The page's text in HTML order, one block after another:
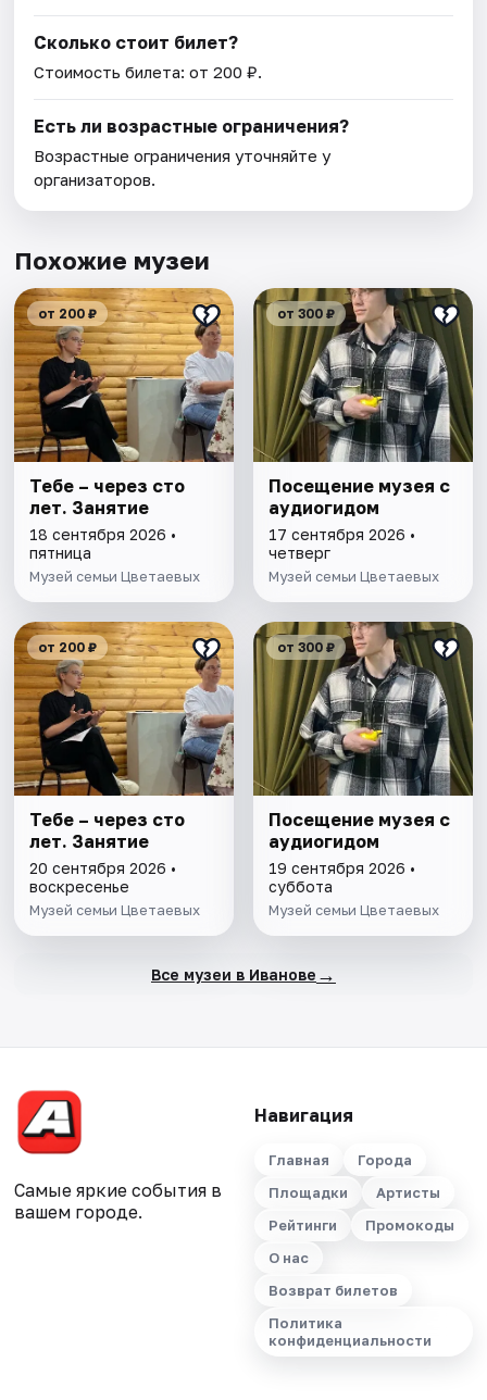
Сколько стоит билет?
Стоимость билета: от 200 ₽.
Есть ли возрастные ограничения?
Возрастные ограничения уточняйте у
организаторов.
Похожие музеи
от 200 ₽
Тебе – через сто
лет. Занятие
18 сентября 2026 •
пятница
Музей семьи Цветаевых
от 300 ₽
Посещение музея с
аудиогидом
17 сентября 2026 •
четверг
Музей семьи Цветаевых
от 200 ₽
Тебе – через сто
лет. Занятие
20 сентября 2026 •
воскресенье
Музей семьи Цветаевых
от 300 ₽
Посещение музея с
аудиогидом
19 сентября 2026 •
суббота
Музей семьи Цветаевых
Все музеи в Иванове →
Самые яркие события в
вашем городе.
Навигация
Главная
Города
Площадки
Артисты
Рейтинги
Промокоды
О нас
Возврат билетов
Политика
конфиденциальности